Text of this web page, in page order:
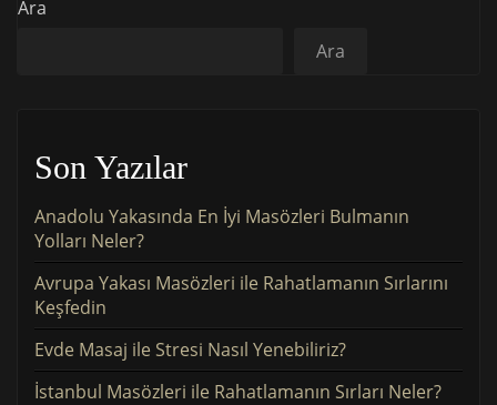
Ara
Ara
Son Yazılar
Anadolu Yakasında En İyi Masözleri Bulmanın
Yolları Neler?
Avrupa Yakası Masözleri ile Rahatlamanın Sırlarını
Keşfedin
Evde Masaj ile Stresi Nasıl Yenebiliriz?
İstanbul Masözleri ile Rahatlamanın Sırları Neler?